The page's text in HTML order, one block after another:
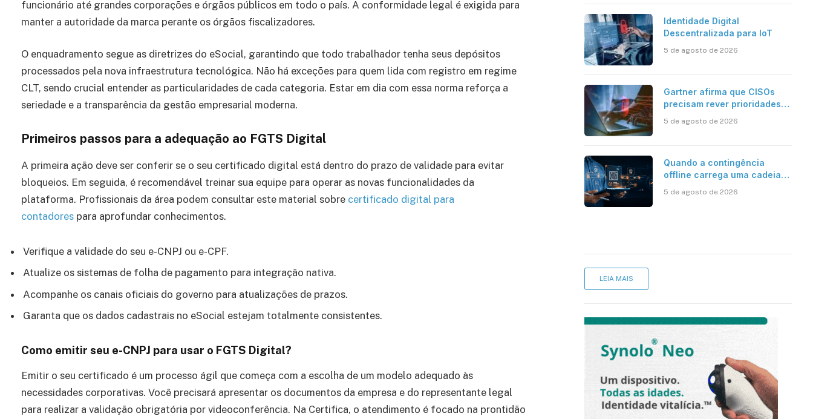
funcionário até grandes corporações e órgãos públicos em todo o país. A conformidade legal é exigida para
manter a autoridade da marca perante os órgãos fiscalizadores.
O enquadramento segue as diretrizes do eSocial, garantindo que todo trabalhador tenha seus depósitos
processados pela nova infraestrutura tecnológica. Não há exceções para quem lida com registro em regime
CLT, sendo crucial entender as particularidades de cada categoria. Estar em dia com essa norma reforça a
seriedade e a transparência da gestão empresarial moderna.
Primeiros passos para a adequação ao FGTS Digital
A primeira ação deve ser conferir se o seu certificado digital está dentro do prazo de validade para evitar
bloqueios. Em seguida, é recomendável treinar sua equipe para operar as novas funcionalidades da
plataforma. Profissionais da área podem consultar este material sobre certificado digital para
contadores para aprofundar conhecimentos.
Verifique a validade do seu e-CNPJ ou e-CPF.
Atualize os sistemas de folha de pagamento para integração nativa.
Acompanhe os canais oficiais do governo para atualizações de prazos.
Garanta que os dados cadastrais no eSocial estejam totalmente consistentes.
Como emitir seu e-CNPJ para usar o FGTS Digital?
Emitir o seu certificado é um processo ágil que começa com a escolha de um modelo adequado às
necessidades corporativas. Você precisará apresentar os documentos da empresa e do representante legal
para realizar a validação obrigatória por videoconferência. Na Certifica, o atendimento é focado na prontidão
Identidade Digital
Descentralizada para IoT
5 de agosto de 2026
Gartner afirma que CISOs
precisam rever prioridades
para enfrentar os desafios
5 de agosto de 2026
Quando a contingência
offline carrega uma cadeia
5 de agosto de 2026
LEIA MAIS